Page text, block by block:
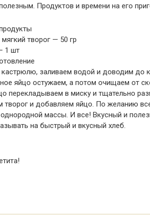
Продуктов и времени на его
творог — 50 гр
1 шт
заливаем водой и доводим до
яйцо остужаем, а потом очищаем от
перекладываем в миску и тщательно
творог и добавляем яйцо. По желанию
массы. И все! Вкусный и
на быстрый и вкусный хлеб.